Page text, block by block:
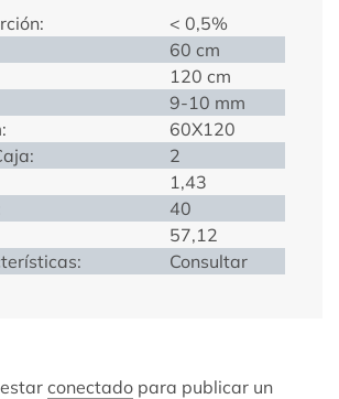
< 0,5%
60 cm
120 cm
9-10 mm
60X120
2
1,43
40
57,12
Consultar
conectado para publicar un